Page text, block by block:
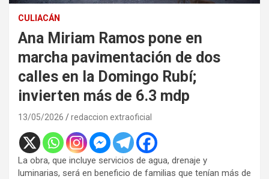
CULIACÁN
Ana Miriam Ramos pone en
marcha pavimentación de dos
calles en la Domingo Rubí;
invierten más de 6.3 mdp
13/05/2026 redaccion extraoficial
La obra, que incluye servicios de agua, drenaje y
luminarias, será en beneficio de familias que tenían más de